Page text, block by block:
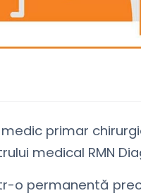
medic primar
medical RMN
o permanentă